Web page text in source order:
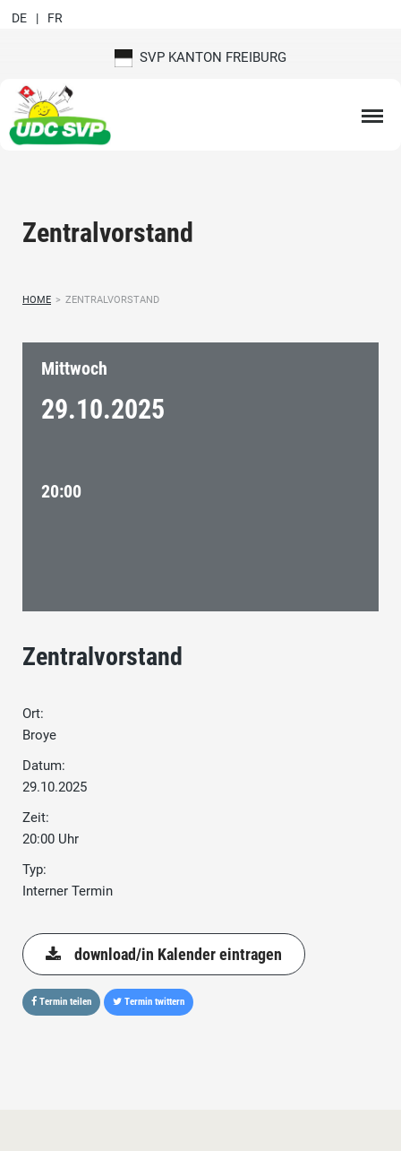
SVP KANTON FREIBURG
DE FR
Zentralvorstand
HOME > ZENTRALVORSTAND
Mittwoch
29.10.2025
20:00
Zentralvorstand
Ort:
Broye
Datum:
29.10.2025
Zeit:
20:00 Uhr
Typ:
Interner Termin
download/in Kalender eintragen
Termin teilen Termin twittern